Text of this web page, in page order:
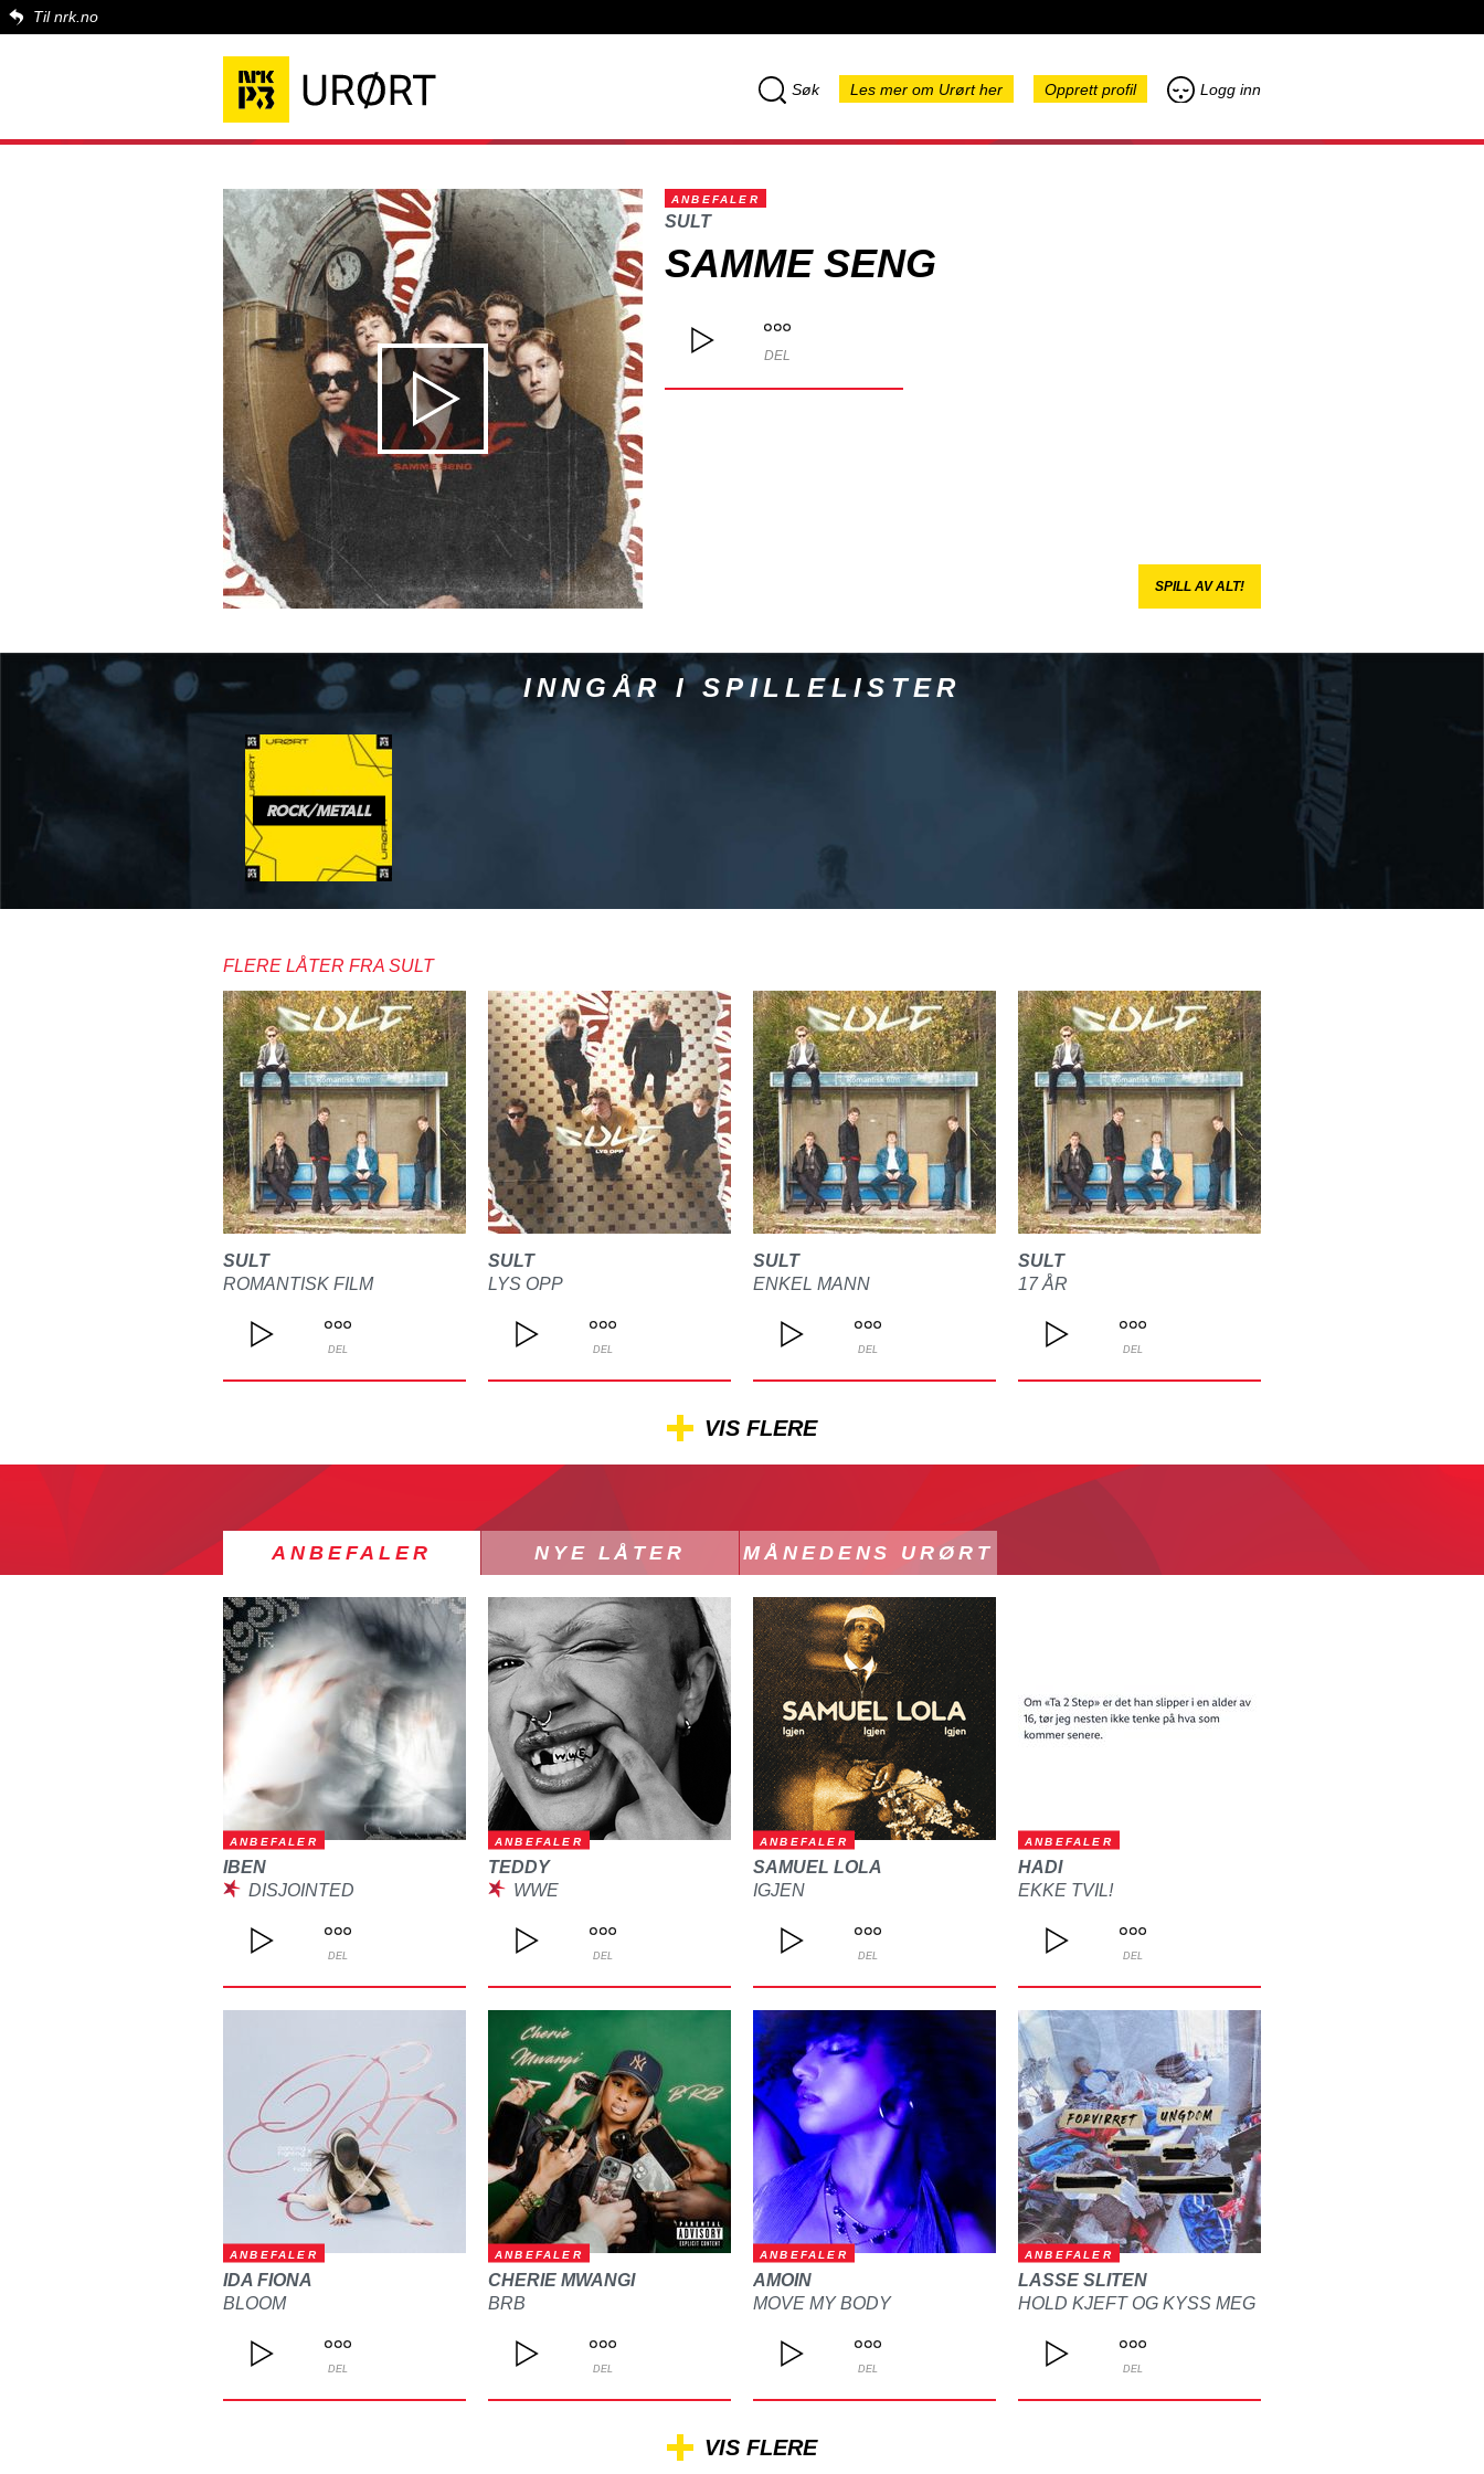
Til nrk.no
Søk Les mer om Urørt her Opprett profil Logg inn
ANBEFALER
SULT
SAMME SENG
DEL
SPILL AV ALT!
INNGÅR I SPILLELISTER
ROCK/METALL
FLERE LÅTER FRA SULT
SULT
ROMANTISK FILM
DEL
SULT
LYS OPP
DEL
SULT
ENKEL MANN
DEL
SULT
17 ÅR
DEL
VIS FLERE
ANBEFALER NYE LÅTER MÅNEDENS URØRT
ANBEFALER
IBEN
DISJOINTED
DEL
ANBEFALER
TEDDY
WWE
DEL
ANBEFALER
SAMUEL LOLA
IGJEN
DEL
ANBEFALER
HADI
EKKE TVIL!
DEL
ANBEFALER
IDA FIONA
BLOOM
DEL
ANBEFALER
CHERIE MWANGI
BRB
DEL
ANBEFALER
AMOIN
MOVE MY BODY
DEL
ANBEFALER
LASSE SLITEN
HOLD KJEFT OG KYSS MEG
DEL
VIS FLERE